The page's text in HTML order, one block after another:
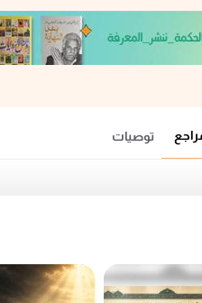
توصيات